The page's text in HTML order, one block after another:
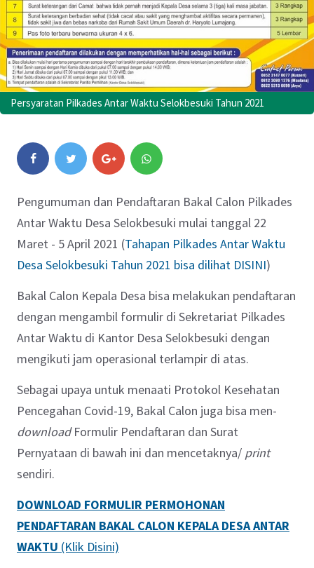
Persyaratan Pilkades Antar Waktu Selokbesuki Tahun 2021
Pengumuman dan Pendaftaran Bakal Calon Pilkades
Antar Waktu Desa Selokbesuki mulai tanggal 22
Maret - 5 April 2021 (Tahapan Pilkades Antar Waktu
Desa Selokbesuki Tahun 2021 bisa dilihat DISINI)
Bakal Calon Kepala Desa bisa melakukan pendaftaran
dengan mengambil formulir di Sekretariat Pilkades
Antar Waktu di Kantor Desa Selokbesuki dengan
mengikuti jam operasional terlampir di atas.
Sebagai upaya untuk menaati Protokol Kesehatan
Pencegahan Covid-19, Bakal Calon juga bisa men-
downloadFormulir Pendaftaran dan Surat
Pernyataan di bawah ini dan mencetaknya/ print
sendiri.
DOWNLOAD FORMULIR PERMOHONAN
PENDAFTARAN BAKAL CALON KEPALA DESA ANTAR
WAKTU (Klik Disini)